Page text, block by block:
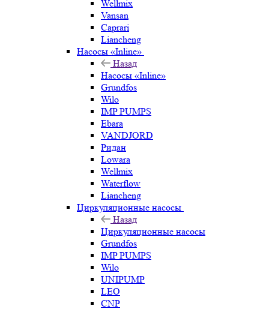
Wellmix
Vansan
Caprari
Liancheng
Насосы «Inline»
Назад
Насосы «Inline»
Grundfos
Wilo
IMP PUMPS
Ebara
VANDJORD
Ридан
Lowara
Wellmix
Waterflow
Liancheng
Циркуляционные насосы
Назад
Циркуляционные насосы
Grundfos
IMP PUMPS
Wilo
UNIPUMP
LEO
CNP